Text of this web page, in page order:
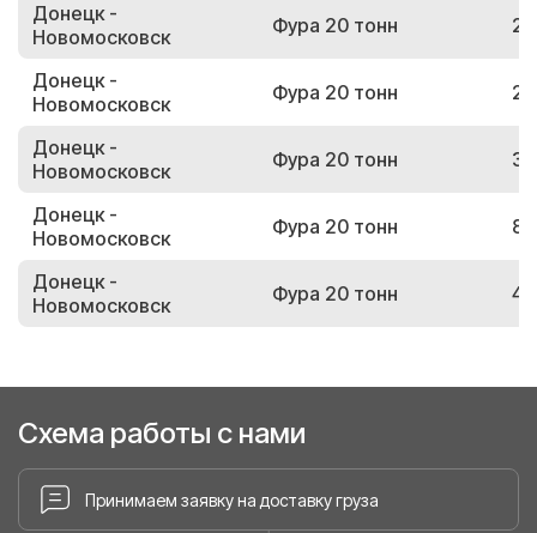
Донецк -
Новомосковск
Фура 20 тонн
Донецк -
Новомосковск
Фура 20 тонн
Донецк -
Новомосковск
Фура 20 тонн
Донецк -
Новомосковск
Фура 20 тонн
Донецк -
Новомосковск
Фура 20 тонн
Схема работы с нами
Принимаем заявку на доставку груза